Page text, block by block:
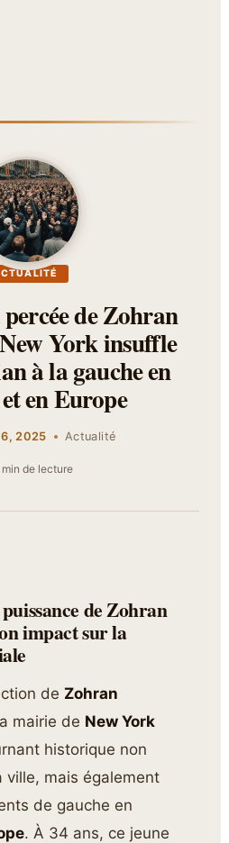
de Zohran
York insuffle
à la gauche en
en Europe
2025 Actualité
de lecture
de Zohran
impact sur la
de Zohran
mairie de New York
historique non
ville, mais également
de gauche en
. À 34 ans, ce jeune